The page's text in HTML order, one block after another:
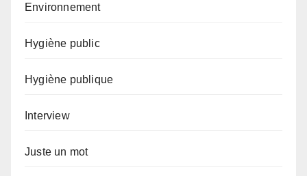
Environnement
Hygiène public
Hygiène publique
Interview
Juste un mot